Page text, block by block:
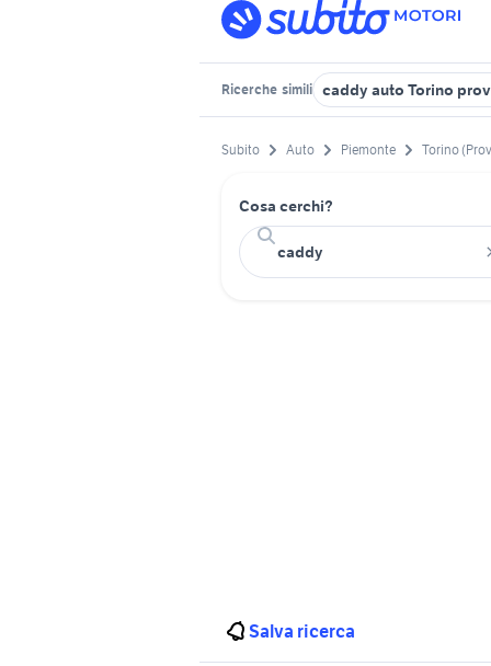
Ricerche simili caddy auto Torino
Subito Auto Piemonte Torino
Cosa cerchi?
Salva ricerca